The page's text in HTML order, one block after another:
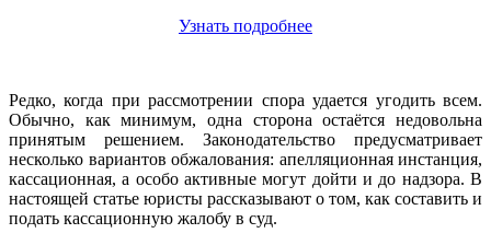
Узнать подробнее
Редко, когда при рассмотрении спора удается угодить всем.
Обычно, как минимум, одна сторона остаётся недовольна
принятым решением. Законодательство предусматривает
несколько вариантов обжалования: апелляционная инстанция,
кассационная, а особо активные могут дойти и до надзора. В
настоящей статье юристы рассказывают о том, как составить и
подать кассационную жалобу в суд.